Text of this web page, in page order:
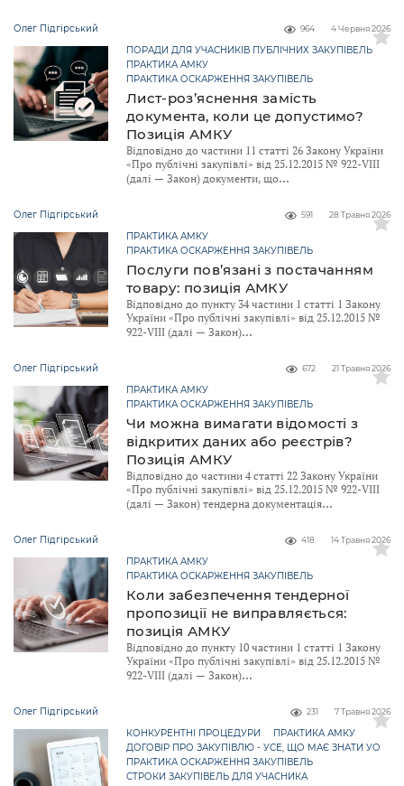
Олег Підгірський 964 4 Червня 2026
Лист-роз’яснення замість
документа, коли це допустимо?
Позиція АМКУ
ПОРАДИ ДЛЯ УЧАСНИКІВ ПУБЛІЧНИХ ЗАКУПІВЕЛЬ
ПРАКТИКА АМКУ
ПРАКТИКА ОСКАРЖЕННЯ ЗАКУПІВЕЛЬ
Відповідно до частини 11 статті 26 Закону України
«Про публічні закупівлі» від 25.12.2015 № 922-VIII
(далі — Закон) документи, що
Олег Підгірський 591 28 Травня 2026
Послуги пов’язані з постачанням
товару: позиція АМКУ
ПРАКТИКА АМКУ
ПРАКТИКА ОСКАРЖЕННЯ ЗАКУПІВЕЛЬ
Відповідно до пункту 34 частини 1 статті 1 Закону
України «Про публічні закупівлі» від 25.12.2015 №
922-VIII (далі — Закон)
Олег Підгірський 672 21 Травня 2026
Чи можна вимагати відомості з
відкритих даних або реєстрів?
Позиція АМКУ
ПРАКТИКА АМКУ
ПРАКТИКА ОСКАРЖЕННЯ ЗАКУПІВЕЛЬ
Відповідно до частини 4 статті 22 Закону України
«Про публічні закупівлі» від 25.12.2015 № 922-VIII
(далі — Закон) тендерна документація
Олег Підгірський 418 14 Травня 2026
Коли забезпечення тендерної
пропозиції не виправляється:
позиція АМКУ
ПРАКТИКА АМКУ
ПРАКТИКА ОСКАРЖЕННЯ ЗАКУПІВЕЛЬ
Відповідно до пункту 10 частини 1 статті 1 Закону
України «Про публічні закупівлі» від 25.12.2015 №
922-VIII (далі — Закон)
Олег Підгірський 231 7 Травня 2026
КОНКУРЕНТНІ ПРОЦЕДУРИ
ПРАКТИКА АМКУ
ДОГОВІР ПРО ЗАКУПІВЛЮ - УСЕ, ЩО МАЄ ЗНАТИ УО
ПРАКТИКА ОСКАРЖЕННЯ ЗАКУПІВЕЛЬ
СТРОКИ ЗАКУПІВЕЛЬ ДЛЯ УЧАСНИКА